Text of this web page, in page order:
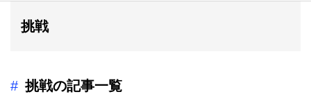
挑戦
# 挑戦の記事一覧